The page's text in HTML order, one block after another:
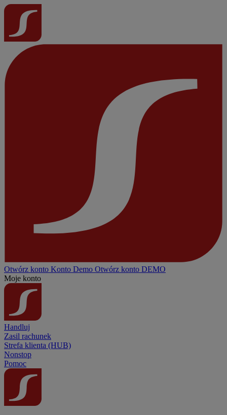
Otwórz konto Konto Demo Otwórz konto DEMO
Moje konto
Handluj
Zasil rachunek
Strefa klienta (HUB)
Nonstop
Pomoc